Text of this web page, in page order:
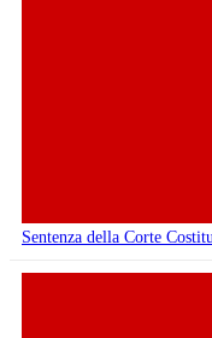
Sentenza della Corte